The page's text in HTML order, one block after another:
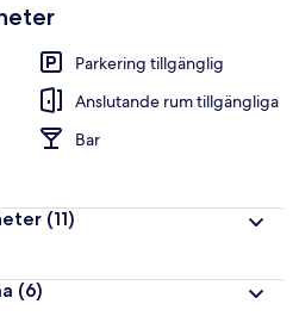
Parkering tillgänglig
Anslutande rum tillgängliga
Bar
(11)
(6)